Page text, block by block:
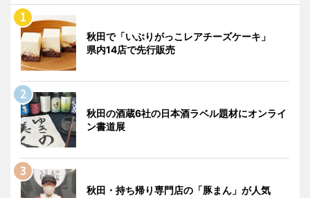
秋田で「いぶりがっこレアチーズケーキ」
県内14店で先行販売
秋田の酒蔵6社の日本酒ラベル題材にオンライ
ン書道展
秋田・持ち帰り専門店の「豚まん」が人気